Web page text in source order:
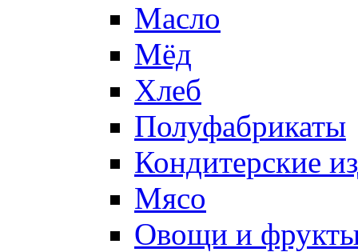
Масло
Мёд
Хлеб
Полуфабрикаты
Кондитерские
Мясо
Овощи и